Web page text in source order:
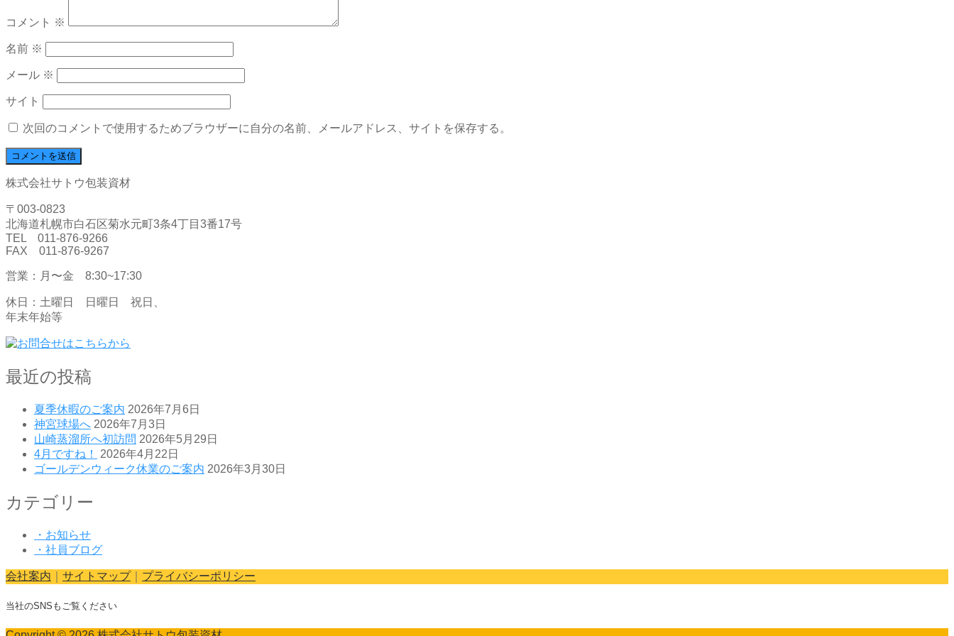
コメント ※
名前 ※
メール ※
サイト
次回のコメントで使用するためブラウザーに自分の名前、メールアドレス、サイトを保存する。
株式会社サトウ包装資材
〒003-0823
北海道札幌市白石区菊水元町3条4丁目3番17号
TEL 011-876-9266
FAX 011-876-9267
営業：月〜金 8:30~17:30
休日：土曜日 日曜日 祝日、
年末年始等
最近の投稿
夏季休暇のご案内 2026年7月6日
神宮球場へ 2026年7月3日
山崎蒸溜所へ初訪問 2026年5月29日
4月ですね！
2026年4月22日
ゴールデンウィーク休業のご案内 2026年3月30日
カテゴリー
・お知らせ
・社員ブログ
会社案内 サイトマップ｜ プライバシーポリシー
当社のSNSもご覧ください